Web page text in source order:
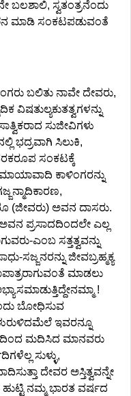
ಬಲಶಾಲಿ, ಸ್ವತಂತ್ರನೆಂದು
ಮಾಡಿ ಸಂಕಟಪಡುವಂತೆ
ಬಲಿತು ನಾವೇ ದೇವರು,
ಸುಜೀವಿಗಳು
ಭದ್ರವಾಗಿ ಸಿಲುಕಿ,
ಸಂಕಟಕ್ಕೆ
ಕಾಳಿಂಗರನ್ನು
(ಜೀವರು) ಅವನ ದಾಸರು.
ಪ್ರಸಾದದಿಂದಲೇ ಎಲ್ಲ
ಎಂಬ ಸತ್ತತ್ವವನ್ನು
ಸಜ್ಜನರನ್ನು ಜೀವಬ್ರಹ್ಮಕ್ಯ
ಮಾಡಲು
!
ಬೋಧಿಸುವ
ಇವರನ್ನೂ
ಮದಿಸಿದ ಮಾನವರು
ಸುಳ್ಳು,
ದೇವರ ಅಸ್ತಿತ್ವವನ್ನೇ
ನಮ್ಮ ಭಾರತ ವರ್ಷದ